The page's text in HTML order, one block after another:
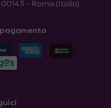
- Roma (Italia)